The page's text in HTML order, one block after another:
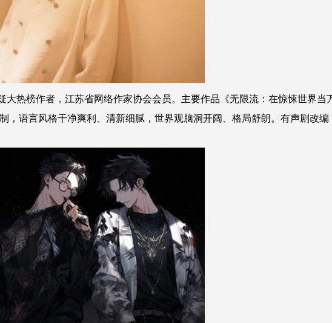
热榜作者，江苏省网络作家协会会员。主要作品《无限流：在惊悚世界当
，语言风格干净爽利、清新细腻，世界观脑洞开阔、格局舒朗。有声剧改